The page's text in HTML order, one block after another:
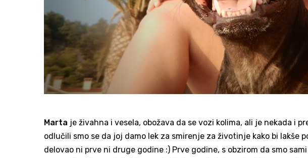
Marta je živahna i vesela, obožava da se vozi kolima, ali je nekada i
odlučili smo se da joj damo lek za smirenje za životinje kako bi lakše
delovao ni prve ni druge godine :) Prve godine, s obzirom da smo